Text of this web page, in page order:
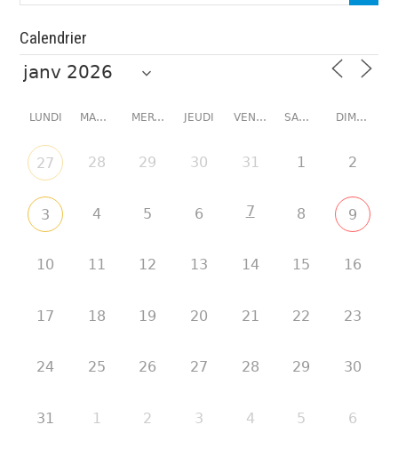
Calendrier
LUNDI MARDI MERCREDI JEUDI VENDREDI SAMEDI DIMANCHE
27 28 29 30 31 1 2
3 4 5 6 7 8 9
10 11 12 13 14 15 16
17 18 19 20 21 22 23
24 25 26 27 28 29 30
31 1 2 3 4 5 6